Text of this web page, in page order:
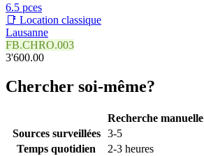
6.5 pces
📑 Location classique
Lausanne
FB.CHRO.003
3'600.00
Chercher soi-même?
Recherche manuelle
Sources surveillées
3-5
Temps quotidien
2-3 heures